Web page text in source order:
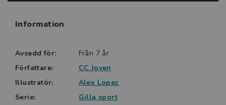
Information
Avsedd för:
Från 7 år
Författare:
CC Joven
Illustratör:
Alex Lopez
Serie:
Gilla sport